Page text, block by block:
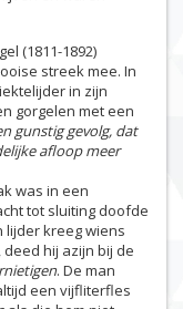
(1811-1892)
streek mee. In
in zijn
gorgelen met een
gunstig gevolg, dat
afloop meer
was in een
tot sluiting doofde
lijder kreeg wiens
hij azijn bij de
. De man
een vijfliterfles